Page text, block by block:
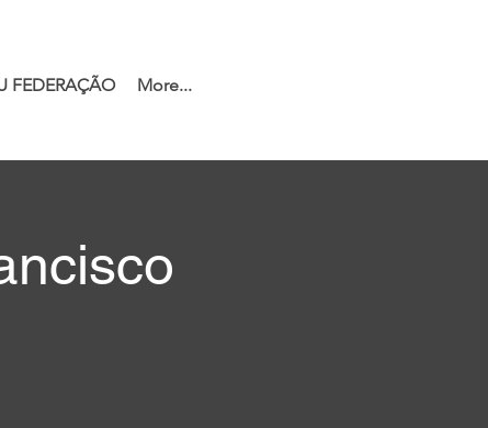
FEDERAÇÃO More...